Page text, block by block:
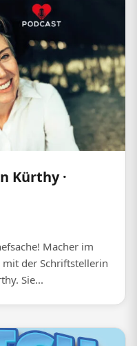
Kürthy ·
Macher im
mit der Schriftstellerin
Sie...